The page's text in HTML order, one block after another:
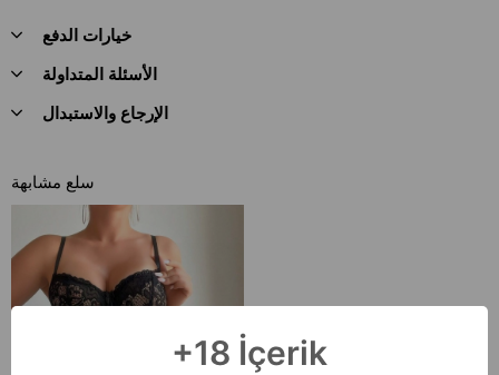
خيارات الدفع
الأسئلة المتداولة
الإرجاع والاستبدال
سلع مشابهة
+18 İçerik